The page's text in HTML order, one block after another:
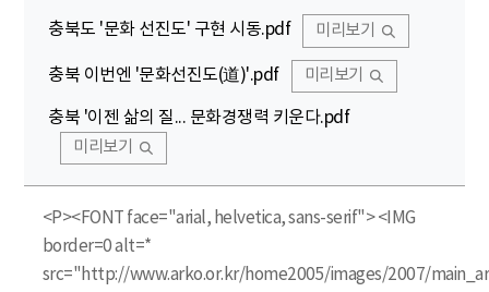
충북도 '문화 선진도' 구현 시동.pdf 미리보기
충북 이번엔 '문화선진도(道)'.pdf 미리보기
충북 '이젠 삶의 질... 문화경쟁력 키운다.pdf
미리보기
<P><FONT face="arial, helvetica, sans-serif"> <IMG
border=0 alt=*
src="http://www.arko.or.kr/home2005/images/2007/